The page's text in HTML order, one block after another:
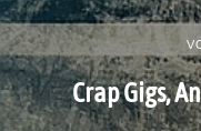
Crap Gigs,